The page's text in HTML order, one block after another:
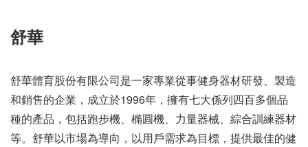
舒華
舒華體育股份有限公司是一家專業從事健身器材研發、製造
和銷售的企業，成立於1996年，擁有七大係列四百多個品
種的產品，包括跑步機、橢圓機、力量器械、綜合訓練器材
等。舒華以市場為導向，以用戶需求為目標，提供最佳的健